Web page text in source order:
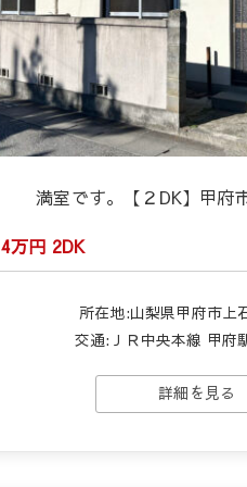
満室です。【２DK】甲府
4万円 2DK
所在地:山梨県甲府市上
交通:ＪＲ中央本線 甲府
詳細を見る